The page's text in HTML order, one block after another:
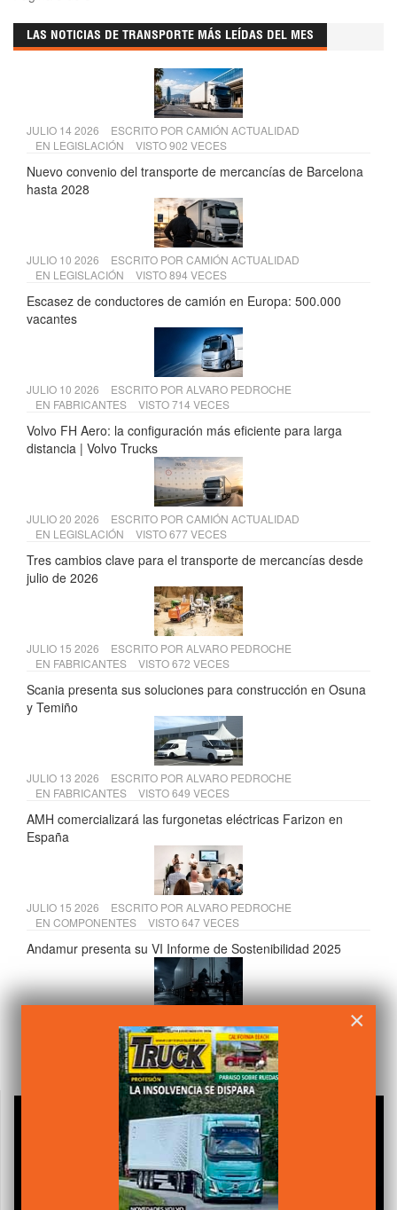
LAS NOTICIAS DE TRANSPORTE MÁS LEÍDAS DEL MES
JULIO 14 2026 ESCRITO POR CAMIÓN ACTUALIDAD
EN LEGISLACIÓN VISTO 902 VECES
Nuevo convenio del transporte de mercancías de Barcelona
hasta 2028
JULIO 10 2026 ESCRITO POR CAMIÓN ACTUALIDAD
EN LEGISLACIÓN VISTO 894 VECES
Escasez de conductores de camión en Europa: 500.000
vacantes
JULIO 10 2026 ESCRITO POR ALVARO PEDROCHE
EN FABRICANTES VISTO 714 VECES
Volvo FH Aero: la configuración más eficiente para larga
distancia | Volvo Trucks
JULIO 20 2026 ESCRITO POR CAMIÓN ACTUALIDAD
EN LEGISLACIÓN VISTO 677 VECES
Tres cambios clave para el transporte de mercancías desde
julio de 2026
JULIO 15 2026 ESCRITO POR ALVARO PEDROCHE
EN FABRICANTES VISTO 672 VECES
Scania presenta sus soluciones para construcción en Osuna
y Temiño
JULIO 13 2026 ESCRITO POR ALVARO PEDROCHE
EN FABRICANTES VISTO 649 VECES
AMH comercializará las furgonetas eléctricas Farizon en
España
JULIO 15 2026 ESCRITO POR ALVARO PEDROCHE
EN COMPONENTES VISTO 647 VECES
Andamur presenta su VI Informe de Sostenibilidad 2025
LEGISLACIÓN VISTO 638 VECES
El Supremo refuerza los derechos de los transportistas
frente a los seguros por robo de mercancías
×